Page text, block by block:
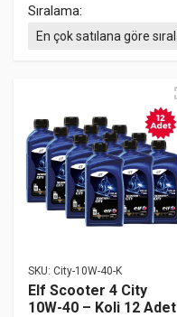
Sıralama:
SKU: City-10W-40-K
Elf Scooter 4 City
10W-40 – Koli 12 Adet